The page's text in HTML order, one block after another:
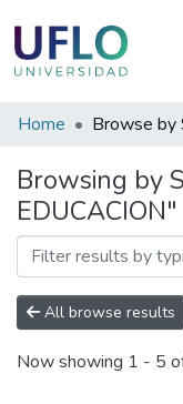
Communities
Collections
All of RIUFLO
Home Browse by
Browsing by
EDUCACION"
All browse results
Now showing 1 - 5